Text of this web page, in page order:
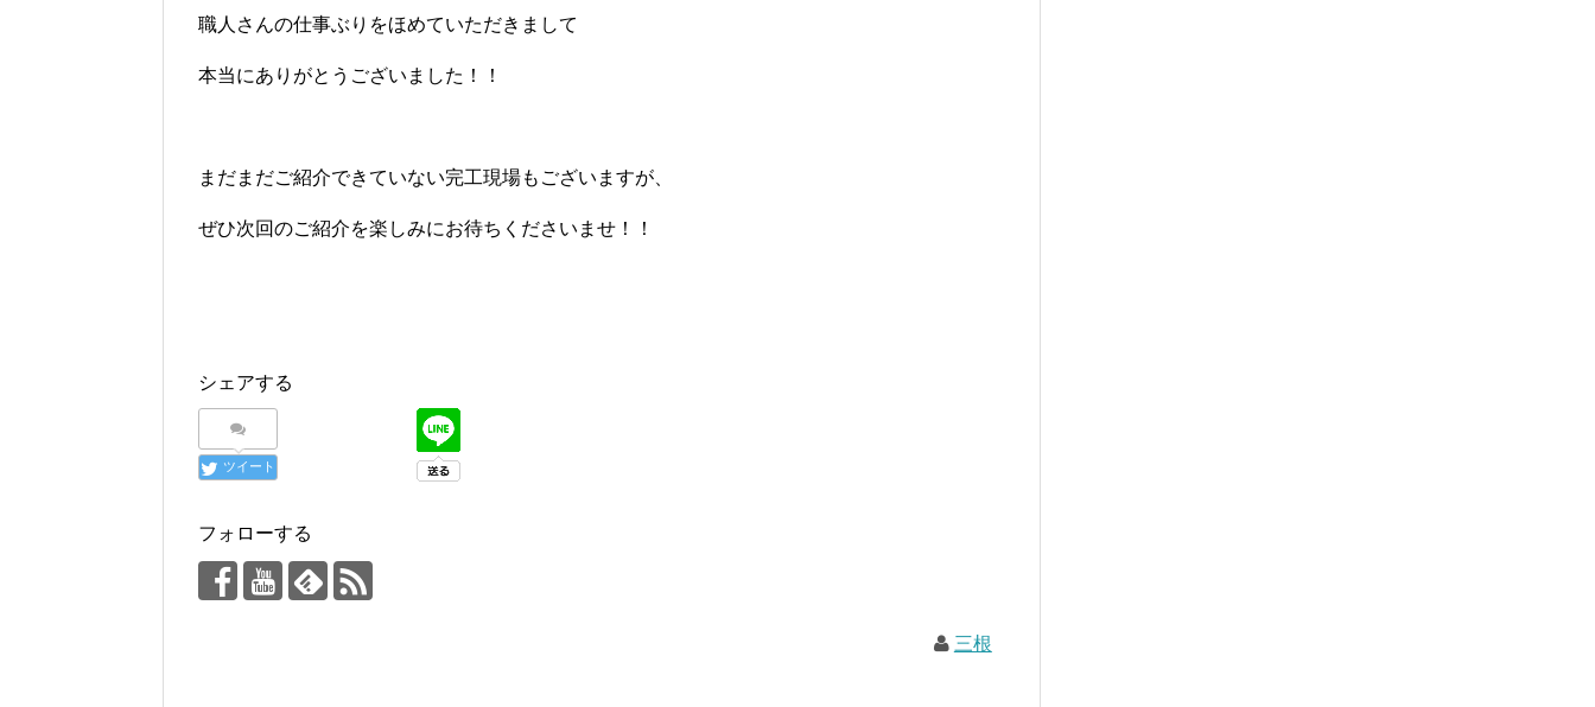
職人さんの仕事ぶりをほめていただきまして
本当にありがとうございました！！
まだまだご紹介できていない完工現場もございますが、
ぜひ次回のご紹介を楽しみにお待ちくださいませ！！
シェアする
ツイート
フォローする
三根